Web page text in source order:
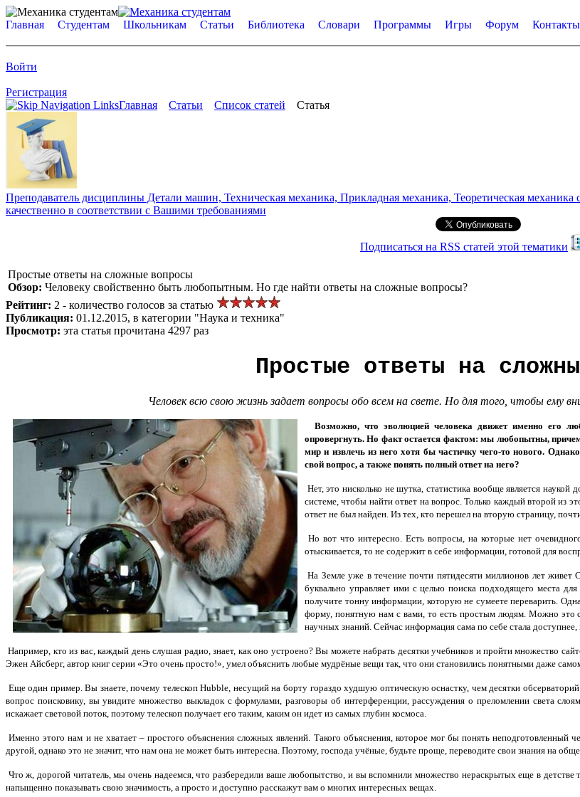
Главная Студентам Школьникам Статьи Библиотека Словари Программы Игры Форум Контакты
Войти
Регистрация
Главная
Статьи Список статей Статья
Преподаватель дисциплины Детали машин, Техническая механика, Прикладная механика, Теоретическая
качественно в соответствии с Вашими требованиями
Подписаться на RSS статей этой тематики
Простые ответы на сложные вопросы
Обзор: Человеку свойственно быть любопытным. Но где найти ответы на сложные вопросы?
Рейтинг: 2 - количество голосов за статью
Публикация: 01.12.2015, в категории "Наука и техника"
Просмотр: эта статья прочитана 4297 раз
Простые ответы на
Человек всю свою жизнь задает вопросы обо всем на свете. Но для того, чтобы
Возможно, что эволюцией человека движет именно его
опровергнуть. Но факт остается фактом: мы любопытны,
мир и извлечь из него хотя бы частичку чего-то нового.
свой вопрос, а также понять полный ответ на него?
Нет, это нисколько не шутка, статистика вообще является
системе, чтобы найти ответ на вопрос. Только каждый второй из
ответ не был найден. Из тех, кто перешел на вторую страницу,
Но вот что интересно. Есть вопросы, на которые нет
отыскивается, то не содержит в себе информации, готовой для
На Земле уже в течение почти пятидесяти миллионов лет живет
буквально управляет ими с целью поиска подходящего места
получите тонну информации, которую не сумеете переварить.
форму, понятную нам с вами, то есть простым людям. Можно это
научных знаний. Сейчас информация сама по себе стала доступнее,
Например, кто из вас, каждый день слушая радио, знает, как оно устроено? Вы можете набрать десятки учебников и пройти множество
Эжен Айсберг, автор книг серии «Это очень просто!», умел объяснить любые мудрёные вещи так, что они становились понятными даже
Еще один пример. Вы знаете, почему телескоп Hubble, несущий на борту гораздо худшую оптическую оснастку, чем десятки
вопрос поисковику, вы увидите множество выкладок с формулами, разговоры об интерференции, рассуждения о преломлении света
искажает световой поток, поэтому телескоп получает его таким, каким он идет из самых глубин космоса.
Именно этого нам и не хватает – простого объяснения сложных явлений. Такого объяснения, которое мог бы понять
другой, однако это не значит, что нам она не может быть интересна. Поэтому, господа учёные, будьте проще, переводите свои знания на
Что ж, дорогой читатель, мы очень надеемся, что разбередили ваше любопытство, и вы вспомнили множество нераскрытых еще в детстве
напыщенно показывать свою значимость, а просто и доступно расскажут вам о многих интересных вещах.